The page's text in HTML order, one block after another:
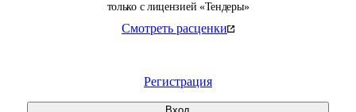
только с лицензией «Тендеры»
Смотреть расценки
Регистрация